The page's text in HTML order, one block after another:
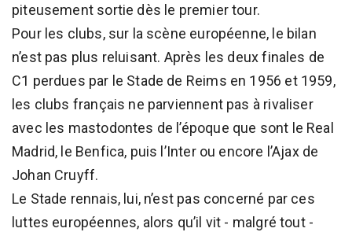
piteusement sortie dès le premier tour.
Pour les clubs, sur la scène européenne, le bilan
n’est pas plus reluisant. Après les deux finales de
C1 perdues par le Stade de Reims en 1956 et 1959,
les clubs français ne parviennent pas à rivaliser
avec les mastodontes de l’époque que sont le Real
Madrid, le Benfica, puis l’Inter ou encore l’Ajax de
Johan Cruyff.
Le Stade rennais, lui, n’est pas concerné par ces
luttes européennes, alors qu’il vit - malgré tout -